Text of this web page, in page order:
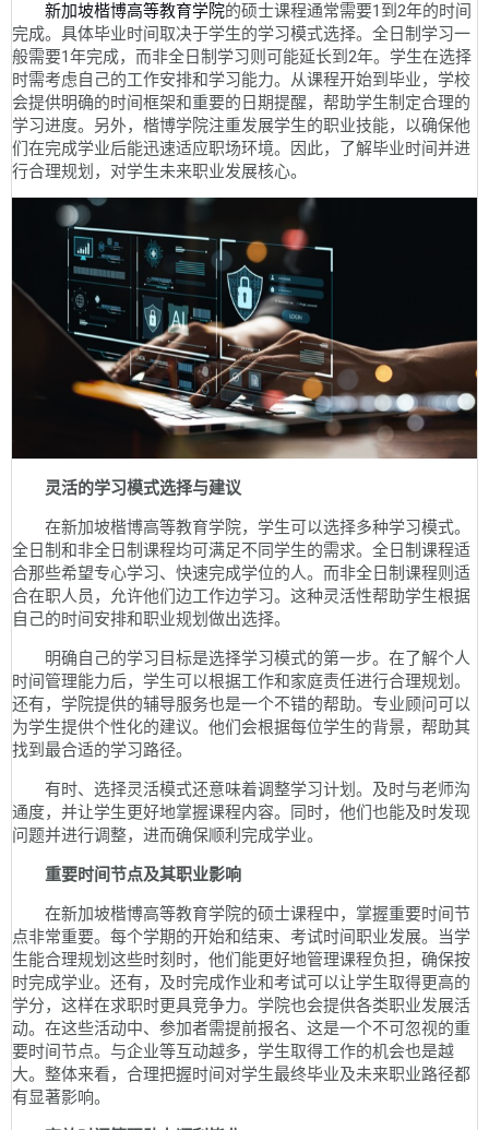
新加坡楷博高等教育学院的硕士课程通常需要1到2年的时间
完成。具体毕业时间取决于学生的学习模式选择。全日制学习一
般需要1年完成，而非全日制学习则可能延长到2年。学生在选择
时需考虑自己的工作安排和学习能力。从课程开始到毕业，学校
会提供明确的时间框架和重要的日期提醒，帮助学生制定合理的
学习进度。另外，楷博学院注重发展学生的职业技能，以确保他
们在完成学业后能迅速适应职场环境。因此，了解毕业时间并进
行合理规划，对学生未来职业发展核心。
灵活的学习模式选择与建议
在新加坡楷博高等教育学院，学生可以选择多种学习模式。
全日制和非全日制课程均可满足不同学生的需求。全日制课程适
合那些希望专心学习、快速完成学位的人。而非全日制课程则适
合在职人员，允许他们边工作边学习。这种灵活性帮助学生根据
自己的时间安排和职业规划做出选择。
明确自己的学习目标是选择学习模式的第一步。在了解个人
时间管理能力后，学生可以根据工作和家庭责任进行合理规划。
还有，学院提供的辅导服务也是一个不错的帮助。专业顾问可以
为学生提供个性化的建议。他们会根据每位学生的背景，帮助其
找到最合适的学习路径。
有时、选择灵活模式还意味着调整学习计划。及时与老师沟
通度，并让学生更好地掌握课程内容。同时，他们也能及时发现
问题并进行调整，进而确保顺利完成学业。
重要时间节点及其职业影响
在新加坡楷博高等教育学院的硕士课程中，掌握重要时间节
点非常重要。每个学期的开始和结束、考试时间职业发展。当学
生能合理规划这些时刻时，他们能更好地管理课程负担，确保按
时完成学业。还有，及时完成作业和考试可以让学生取得更高的
学分，这样在求职时更具竞争力。学院也会提供各类职业发展活
动。在这些活动中、参加者需提前报名、这是一个不可忽视的重
要时间节点。与企业等互动越多，学生取得工作的机会也是越
大。整体来看，合理把握时间对学生最终毕业及未来职业路径都
有显著影响。